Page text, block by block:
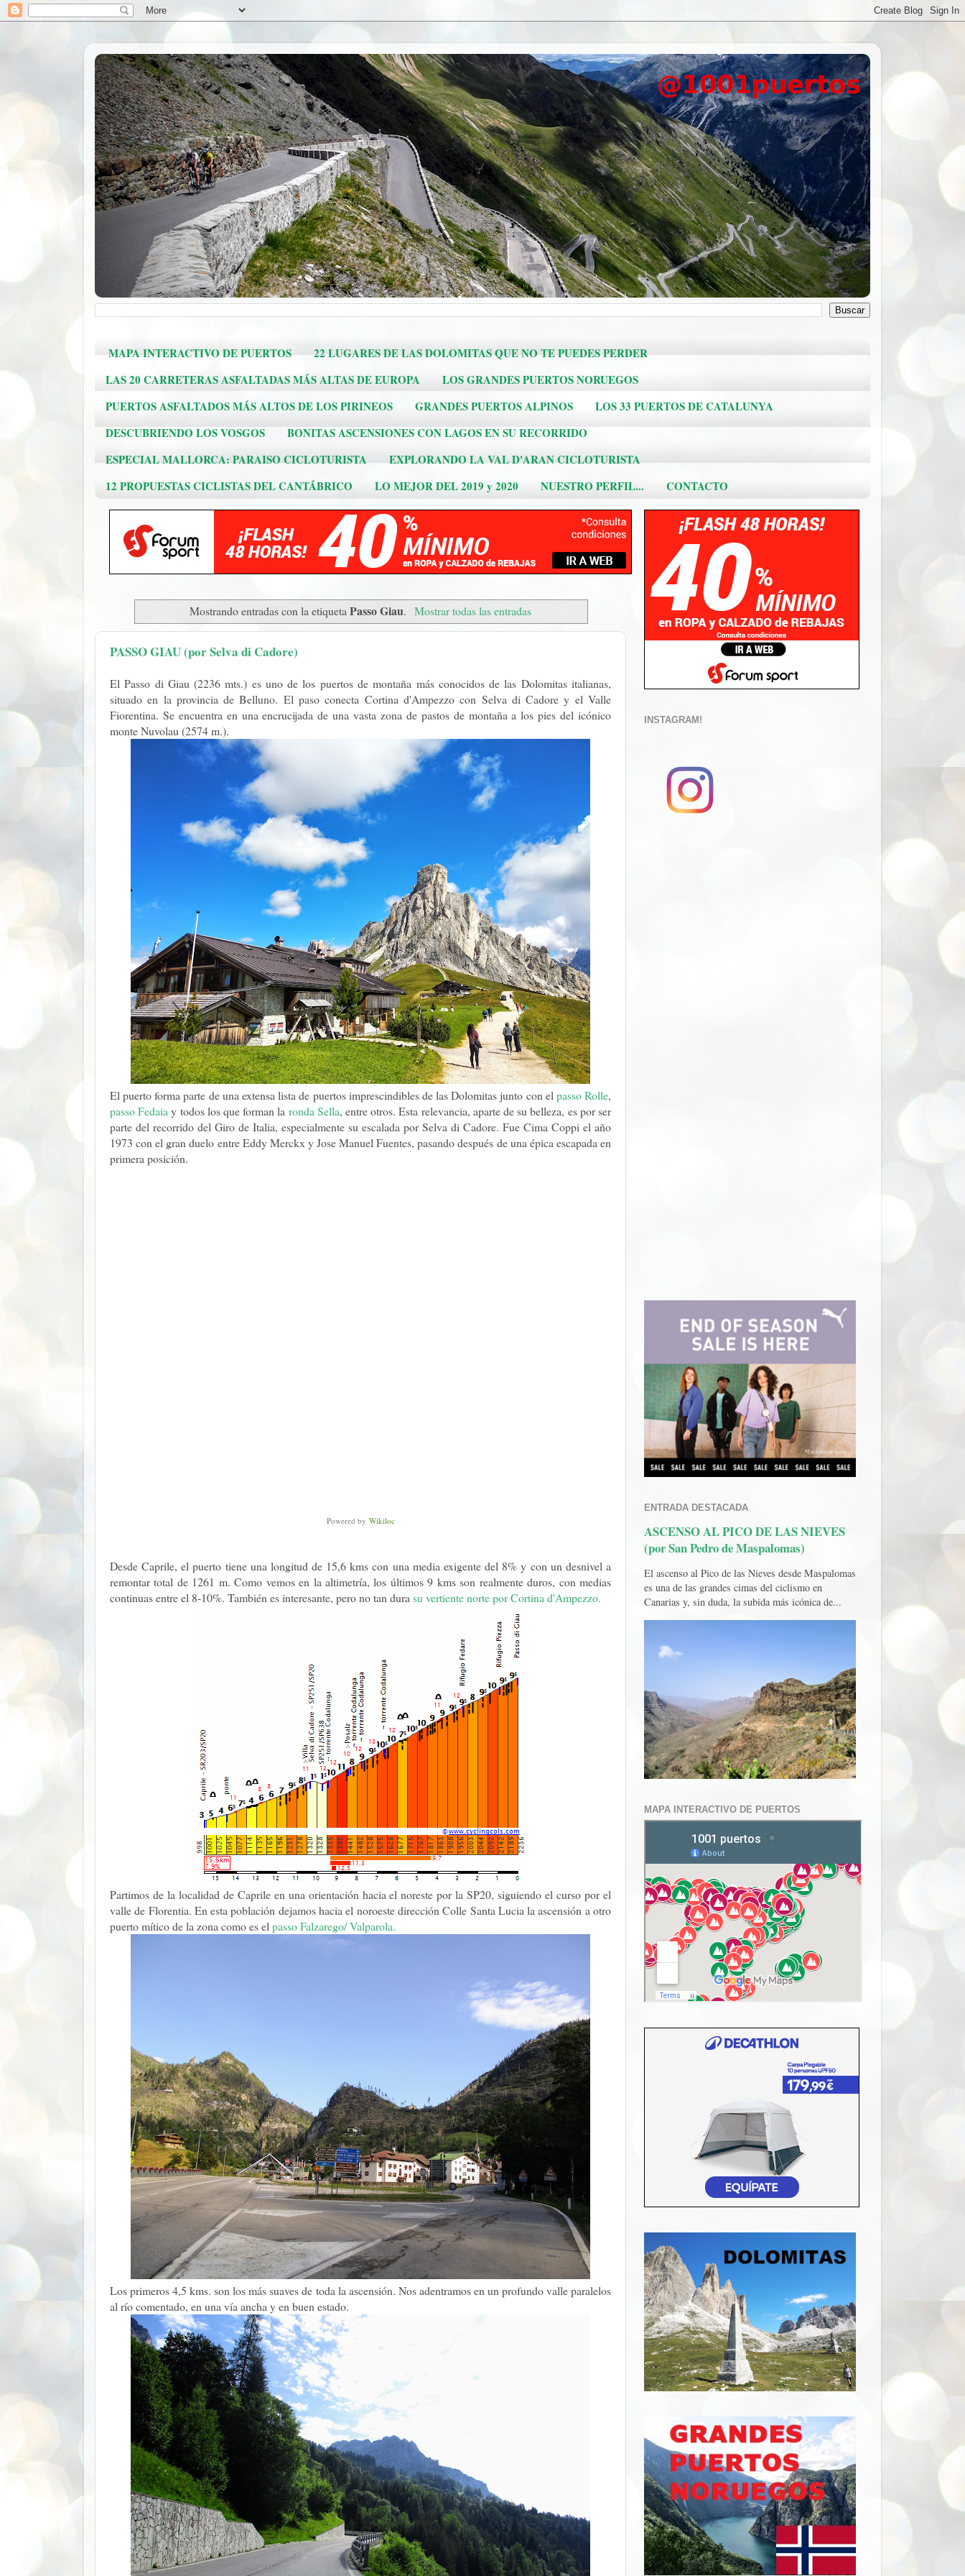
MAPA INTERACTIVO DE PUERTOS
22 LUGARES DE LAS DOLOMITAS QUE NO TE PUEDES PERDER
LAS 20 CARRETERAS ASFALTADAS MÁS ALTAS DE EUROPA
LOS GRANDES PUERTOS NORUEGOS
PUERTOS ASFALTADOS MÁS ALTOS DE LOS PIRINEOS
GRANDES PUERTOS ALPINOS
LOS 33 PUERTOS DE CATALUNYA
DESCUBRIENDO LOS VOSGOS
BONITAS ASCENSIONES CON LAGOS EN SU RECORRIDO
ESPECIAL MALLORCA: PARAISO CICLOTURISTA
EXPLORANDO LA VAL D'ARAN CICLOTURISTA
12 PROPUESTAS CICLISTAS DEL CANTÁBRICO
LO MEJOR DEL 2019 y 2020 NUESTRO PERFIL... CONTACTO
Mostrando entradas con la etiquetaPasso Giau. Mostrar todas las entradas
PASSO GIAU (por Selva di Cadore)
El Passo di Giau (2236 mts.) es uno de los puertos de montaña más conocidos de las Dolomitas italianas,
situado en la provincia de Belluno. El paso conecta Cortina d'Ampezzo con Selva di Cadore y el Valle
Fiorentina. Se encuentra en una encrucijada de una vasta zona de pastos de montaña a los pies del icónico
monte Nuvolau (2574 m.).
El puerto forma parte de una extensa lista de puertos imprescindibles de las Dolomitas junto con elpasso Rolle,
passo Fedaiay todos los que forman la ronda Sella, entre otros. Esta relevancia, aparte de su belleza, es por ser
parte del recorrido del Giro de Italia, especialmente su escalada por Selva di Cadore. Fue Cima Coppi el año
1973 con el gran duelo entre Eddy Merckx y Jose Manuel Fuentes, pasando después de una épica escapada en
primera posición.
Powered by Wikiloc
Desde Caprile, el puerto tiene una longitud de 15,6 kms con una media exigente del 8% y con un desnivel a
remontar total de 1261 m. Como vemos en la altimetría, los últimos 9 kms son realmente duros, con medias
continuas entre el 8-10%. También es interesante, pero no tan durasu vertiente norte por Cortina d'Ampezzo.
Partimos de la localidad de Caprile en una orientación hacia el noreste por la SP20, siguiendo el curso por el
valle de Florentia. En esta población dejamos hacia el noroeste dirección Colle Santa Lucia la ascensión a otro
puerto mítico de la zona como es elpasso Falzarego/ Valparola.
Los primeros 4,5 kms. son los más suaves de toda la ascensión. Nos adentramos en un profundo valle paralelos
al río comentado, en una vía ancha y en buen estado.
INSTAGRAM!
ENTRADA DESTACADA
ASCENSO AL PICO DE LAS NIEVES
(por San Pedro de Maspalomas)
El ascenso al Pico de las Nieves desde Maspalomas
es una de las grandes cimas del ciclismo en
Canarias y, sin duda, la subida más icónica de...
MAPA INTERACTIVO DE PUERTOS